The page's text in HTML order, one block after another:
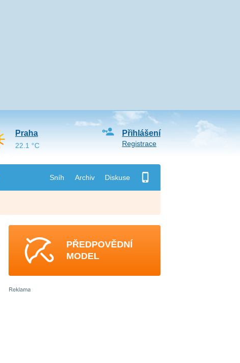
Sníh Archiv Diskuse
Přihlášení
Registrace
Praha
22.1 °C
PŘEDPOVĚDNÍ
MODEL